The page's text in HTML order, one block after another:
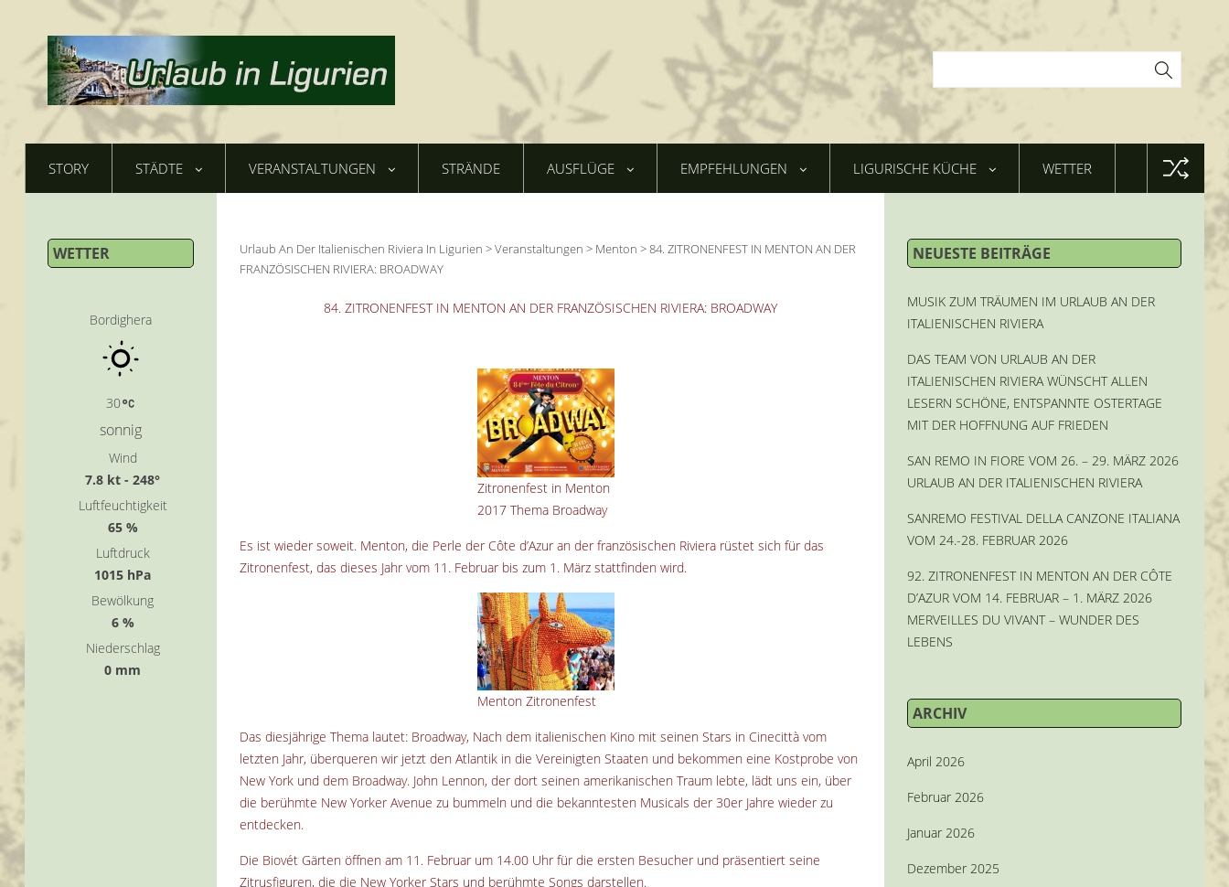
STORY STÄDTE VERANSTALTUNGEN STRÄNDE AUSFLÜGE EMPFEHLUNGEN LIGURISCHE KÜCHE WETTER
WETTER
Bordighera
30
sonnig
Wind
7.8 kt - 248°
Luftfeuchtigkeit
65 %
Luftdruck
1015 hPa
Bewölkung
6 %
Niederschlag
0 mm
Urlaub An Der Italienischen Riviera In Ligurien >Veranstaltungen > Menton >84. ZITRONENFEST IN MENTON AN DER
FRANZÖSISCHEN RIVIERA: BROADWAY
84. ZITRONENFEST IN MENTON AN DER FRANZÖSISCHEN RIVIERA: BROADWAY
Zitronenfest in Menton
2017 Thema Broadway
Es ist wieder soweit. Menton, die Perle der Côte d’Azur an der französischen Riviera rüstet sich für das
Zitronenfest, das dieses Jahr vom 11. Februar bis zum 1. März stattfinden wird.
Menton Zitronenfest
Das diesjährige Thema lautet: Broadway, Nach dem italienischen Kino mit seinen Stars in Cinecittà vom
letzten Jahr, überqueren wir jetzt den Atlantik in die Vereinigten Staaten und bekommen eine Kostprobe von
New York und dem Broadway. John Lennon, der dort seinen amerikanischen Traum lebte, lädt uns ein, über
die berühmte New Yorker Avenue zu bummeln und die bekanntesten Musicals der 30er Jahre wieder zu
entdecken.
Die Biovét Gärten öffnen am 11. Februar um 14.00 Uhr für die ersten Besucher und präsentiert seine
Zitrusfiguren, die die New Yorker Stars und berühmte Songs darstellen.
NEUESTE BEITRÄGE
MUSIK ZUM TRÄUMEN IM URLAUB AN DER
ITALIENISCHEN RIVIERA
DAS TEAM VON URLAUB AN DER
ITALIENISCHEN RIVIERA WÜNSCHT ALLEN
LESERN SCHÖNE, ENTSPANNTE OSTERTAGE
MIT DER HOFFNUNG AUF FRIEDEN
SAN REMO IN FIORE VOM 26. – 29. MÄRZ 2026
URLAUB AN DER ITALIENISCHEN RIVIERA
SANREMO FESTIVAL DELLA CANZONE ITALIANA
VOM 24.-28. FEBRUAR 2026
92. ZITRONENFEST IN MENTON AN DER CÔTE
D’AZUR VOM 14. FEBRUAR – 1. MÄRZ 2026
MERVEILLES DU VIVANT – WUNDER DES
LEBENS
ARCHIV
April 2026
Februar 2026
Januar 2026
Dezember 2025